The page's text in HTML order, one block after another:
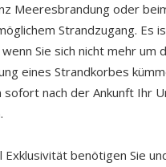
Meeresbrandung oder
Strandzugang. Es
Sie sich nicht mehr um
eines Strandkorbes
sofort nach der Ankunft Ihr
Exklusivität benötigen Sie